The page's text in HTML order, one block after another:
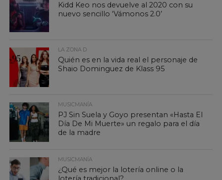
Kidd Keo nos devuelve al 2020 con su
nuevo sencillo ‘Vámonos 2.0’
LA ZONA D
Quién es en la vida real el personaje de
Shaio Dominguez de Klass 95
MUSICMANÍA
PJ Sin Suela y Goyo presentan «Hasta El
Día De Mi Muerte» un regalo para el día
de la madre
MUSICMANÍA
¿Qué es mejor la lotería online o la